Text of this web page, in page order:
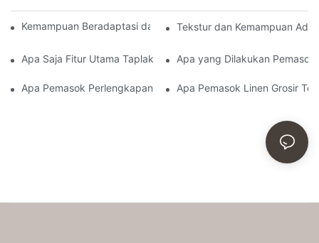
Kemampuan Beradaptasi dan Kualitas Sarung Kursi ELIYA
Tekstur dan Kemampuan
Apa Saja Fitur Utama Taplak Meja Hotel untuk Acara Katering?
Apa yang Dilakukan
Apa Pemasok Perlengkapan Tidur Hotel Terbaik Untuk Hotel
Apa Pemasok Linen Grosir